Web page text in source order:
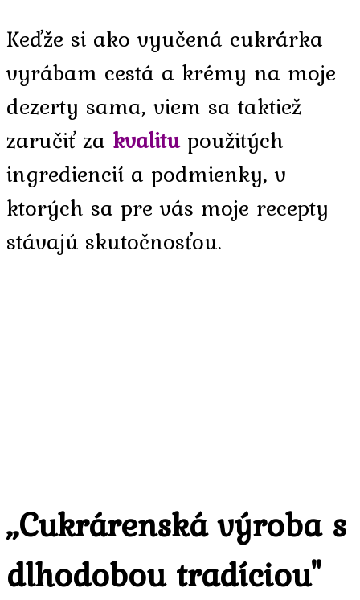
Keďže si ako vyučená cukrárka
vyrábam cestá a krémy na moje
dezerty sama, viem sa taktiež
zaručiť za kvalitu použitých
ingrediencií a podmienky, v
ktorých sa pre vás moje recepty
stávajú skutočnosťou.
,,Cukrárenská výroba s
dlhodobou tradíciou"